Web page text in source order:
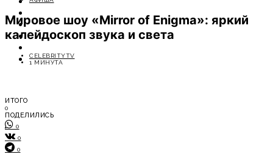
СОБЫТИЯ
МОДА
ЛИЧНОСТЬ
СОВЕТЫ ЭКСПЕРТОВ
Мировое шоу «Mirror of Enigma»: яркий
калейдоскоп звука и света
CELEBRITYTV
1 МИНУТА
ИТОГО
0
ПОДЕЛИЛИСЬ
0
0
0